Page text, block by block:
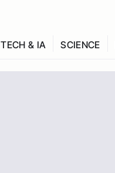
TECH & IA SCIENCE